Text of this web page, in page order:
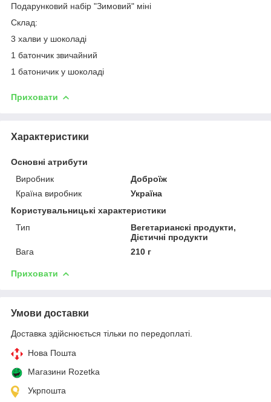
Подарунковий набір "Зимовий" міні
Склад:
3 халви у шоколаді
1 батончик звичайний
1 батоничик у шоколаді
Приховати
Характеристики
Основні атрибути
Виробник
Доброїж
Країна виробник
Україна
Користувальницькі характеристики
Тип
Вегетарианскі продукти,
Дієтичні продукти
Вага
210 г
Приховати
Умови доставки
Доставка здійснюється тільки по передоплаті.
Нова Пошта
Магазини Rozetka
Укрпошта